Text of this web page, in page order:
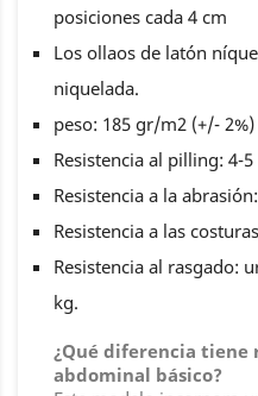
posiciones cada 4 cm
Los ollaos de latón
niquelada.
peso: 185 gr/m2 (+/- 2%)
Resistencia al pilling: 4-5
Resistencia a la
Resistencia a las
Resistencia al rasgado:
kg.
¿Qué diferencia tiene
abdominal básico?